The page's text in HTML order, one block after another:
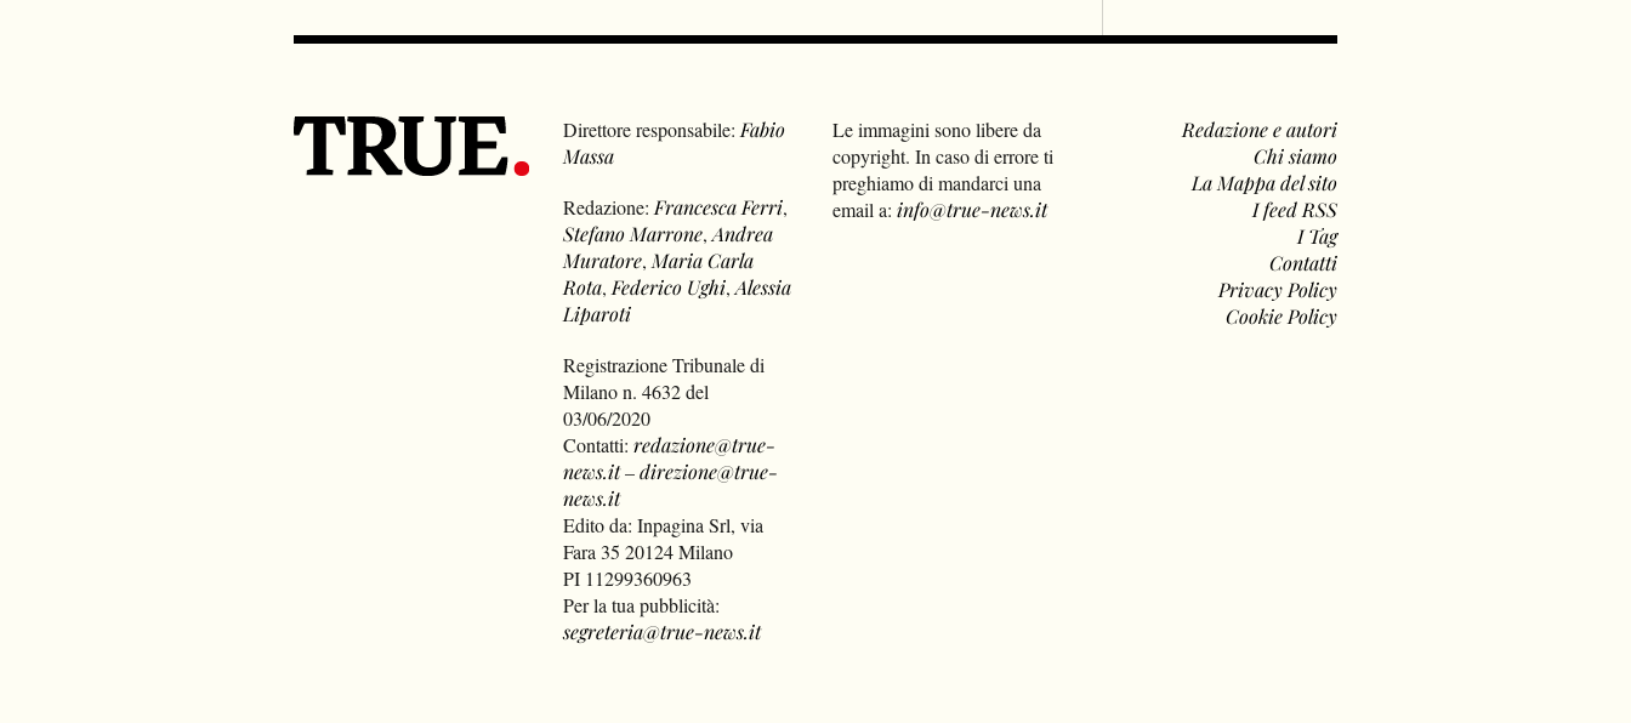
Direttore responsabile: Fabio
Massa
Redazione: Francesca Ferri,
Stefano Marrone,Andrea
Muratore, Maria Carla
Rota, Federico Ughi,Alessia
Liparoti
Registrazione Tribunale di
Milano n. 4632 del
03/06/2020
Contatti:redazione@true-
news.it–direzione@true-
news.it
Edito da: Inpagina Srl, via
Fara 35 20124 Milano
PI 11299360963
Per la tua pubblicità:
segreteria@true-news.it
Le immagini sono libere da
copyright. In caso di errore ti
preghiamo di mandarci una
email a: info@true-news.it
Redazione e autori
Chi siamo
La Mappa del sito
I feed RSS
I Tag
Contatti
Privacy Policy
Cookie Policy